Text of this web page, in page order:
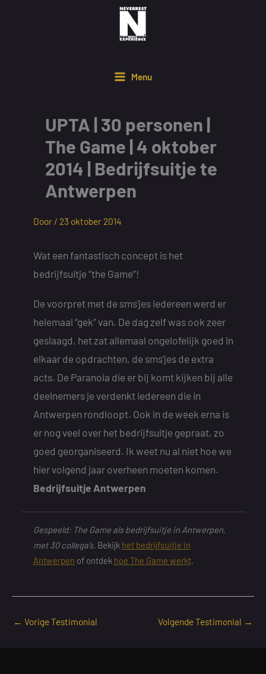
Menu
UPTA | 30 personen |
The Game | 4 oktober
2014 | Bedrijfsuitje te
Antwerpen
Door / 23 oktober 2014
Wat een fantastisch concept is het
bedrijfsuitje “the Game”!
De voorpret met de sms’jes iedereen werd er
helemaal “gek” van. De dag zelf was ook zeer
geslaagd, het zat allemaal ongelofelijk goed in
elkaar de opdrachten, de sms’jes de extra
acts. De Paranoia die er bij komt kijken bij alle
deelnemers je verdenkt iedereen die in
Antwerpen rondloopt. Ook in de week erna is
er nog veel over het bedrijfsuitje gepraat, zo
goed georganiseerd. Ik weet nu al niet hoe we
hier volgend jaar overheen moeten komen.
Bedrijfsuitje Antwerpen
Gespeeld: The Game als bedrijfsuitje in Antwerpen,
met 30 collega’s. Bekijk het bedrijfsuitje in
Antwerpen of ontdek hoe The Game werkt.
← Vorige Testimonial Volgende Testimonial →